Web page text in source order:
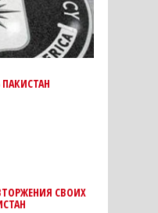
СВОИХ